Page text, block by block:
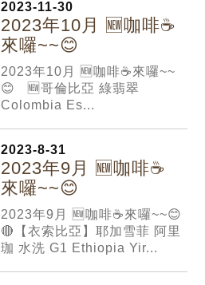
2023-11-30
2023年10月 🆕咖啡☕️
來囉~~😊
2023年10月 🆕咖啡☕️來囉~~
😊 🆕哥倫比亞 綠翡翠
Colombia Es...
2023-8-31
2023年9月 🆕咖啡☕️
來囉~~😊
2023年9月 🆕咖啡☕️來囉~~😊
🔴【衣索比亞】耶加雪菲 阿里
珈 水洗 G1 Ethiopia Yir...